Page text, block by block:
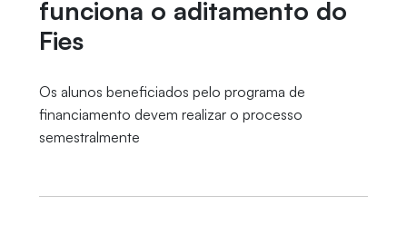
funciona o aditamento do
Fies
Os alunos beneficiados pelo programa de
financiamento devem realizar o processo
semestralmente